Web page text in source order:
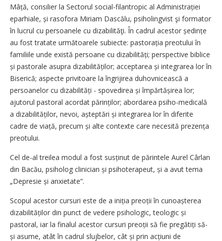
Mâță, consilier la Sectorul social-filantropic al Administrației
eparhiale, și raso­fora Miriam Dascălu, psiholingvist şi formator
în lucrul cu persoanele cu dizabilităţi. În cadrul acestor ședințe
au fost tratate următoarele subiecte: pastorația preotului în
familiile unde există persoane cu dizabilități; perspective biblice
și pastorale asupra dizabilităților; acceptarea și integrarea lor în
Biserică; aspecte privitoare la îngrijirea duhovnicească a
persoanelor cu dizabilități - spovedirea și împărtă­șirea lor;
ajutorul pastoral acordat părinților; abordarea psiho-medicală
a dizabilităților, nevoi, aștep­tări și integrarea lor în diferite
cadre de viață, precum și alte contexte care necesită prezența
preotului.
Cel de-al treilea modul a fost susținut de părintele Aurel Cârlan
din Bacău, psiholog clinician și psihoterapeut, și a avut tema
„Depresie și anxietate”.
Scopul acestor cursuri este de a iniția preoții în cunoașterea
dizabi­lităților din punct de vedere psihologic, teologic și
pastoral, iar la finalul acestor cursuri preoții să fie pregătiți să-
și asume, atât în cadrul slujbelor, cât și prin acțiuni de